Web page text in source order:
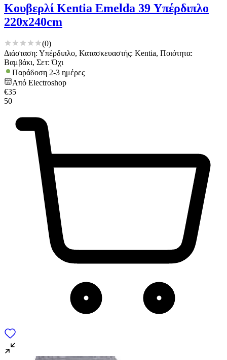
Κουβερλί Kentia Emelda 39 Υπέρδιπλο
220x240cm
(0)
Διάσταση: Υπέρδιπλο, Κατασκευαστής: Kentia, Ποιότητα:
Βαμβάκι, Σετ: Όχι
Παράδοση 2-3 ημέρες
Από Electroshop
€35
50